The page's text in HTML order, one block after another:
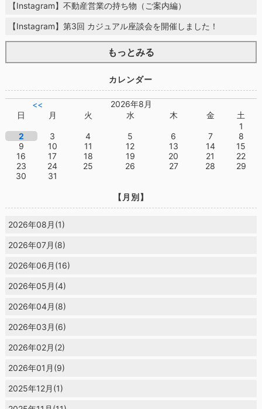
【Instagram】不動産営業の持ち物（ご案内編）
【Instagram】第3回 カジュアル座談会を開催しました！
もっとみる
カレンダー
<<
2026年8月
日
月 火 水 木 金
土
1
2
3 4 5 6 7
8
9
10 11 12 13 14
15
16
17 18 19 20 21
22
23
24 25 26 27 28
29
30
31
【月別】
2026年08月(1)
2026年07月(8)
2026年06月(16)
2026年05月(4)
2026年04月(8)
2026年03月(6)
2026年02月(2)
2026年01月(9)
2025年12月(1)